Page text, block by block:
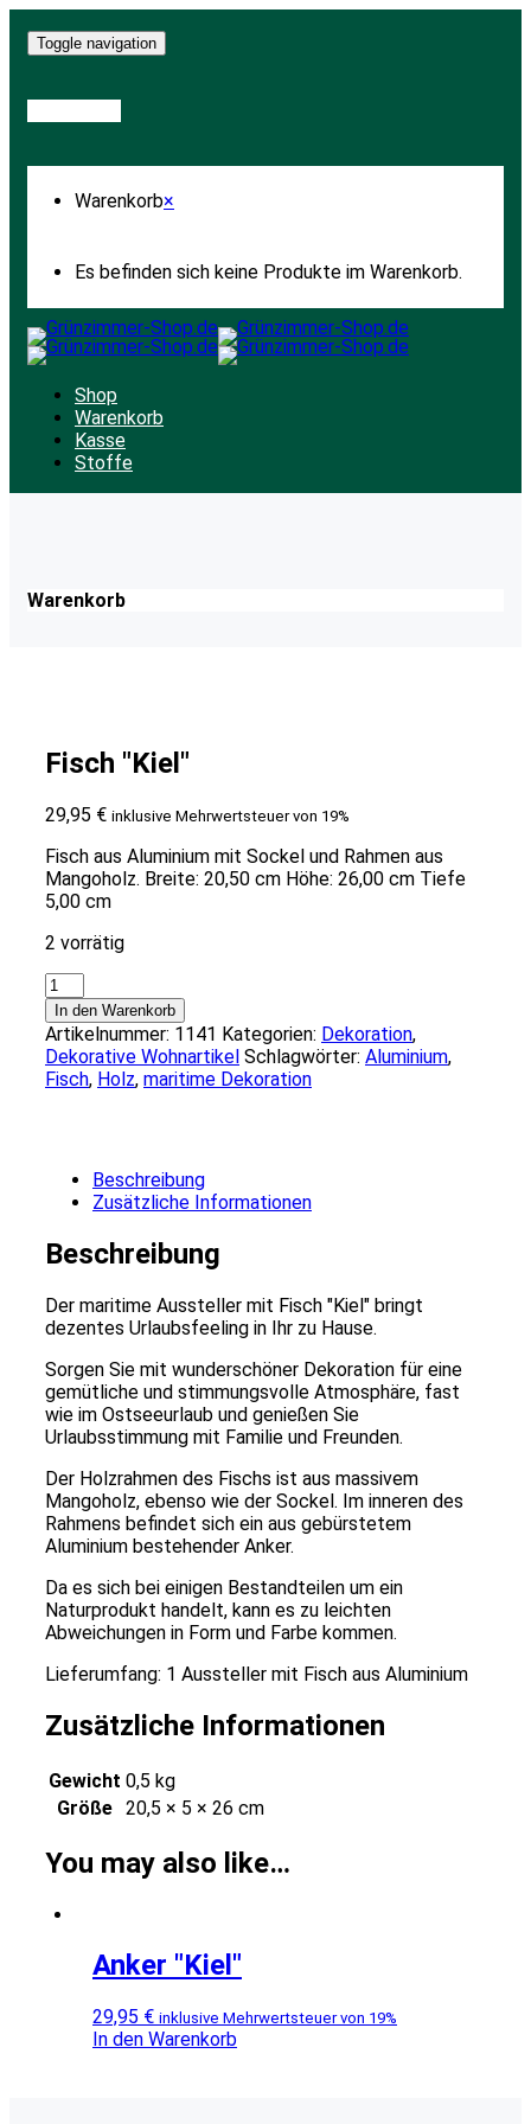
Toggle navigation
Warenkorb×
Es befinden sich keine Produkte im Warenkorb.
Shop
Warenkorb
Kasse
Stoffe
Warenkorb
Fisch "Kiel"
29,95 € inklusive Mehrwertsteuer von 19%
Fisch aus Aluminium mit Sockel und Rahmen aus
Mangoholz. Breite: 20,50 cm Höhe: 26,00 cm Tiefe
5,00 cm
2 vorrätig
Fisch
"Kiel"
Menge
In den Warenkorb
Artikelnummer: 1141 Kategorien: Dekoration,
Dekorative Wohnartikel Schlagwörter: Aluminium,
Fisch, Holz, maritime Dekoration
Beschreibung
Zusätzliche Informationen
Beschreibung
Der maritime Aussteller mit Fisch "Kiel" bringt
dezentes Urlaubsfeeling in Ihr zu Hause.
Sorgen Sie mit wunderschöner Dekoration für eine
gemütliche und stimmungsvolle Atmosphäre, fast
wie im Ostseeurlaub und genießen Sie
Urlaubsstimmung mit Familie und Freunden.
Der Holzrahmen des Fischs ist aus massivem
Mangoholz, ebenso wie der Sockel. Im inneren des
Rahmens befindet sich ein aus gebürstetem
Aluminium bestehender Anker.
Da es sich bei einigen Bestandteilen um ein
Naturprodukt handelt, kann es zu leichten
Abweichungen in Form und Farbe kommen.
Lieferumfang: 1 Aussteller mit Fisch aus Aluminium
Zusätzliche Informationen
Gewicht 0,5 kg
Größe 20,5 × 5 × 26 cm
You may also like…
Anker "Kiel"
29,95 € inklusive Mehrwertsteuer von 19%
In den Warenkorb